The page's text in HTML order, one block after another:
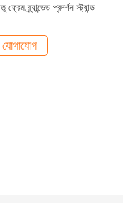
ব্র্যান্ডেড প্রদর্শন স্ট্যান্ড
যোগাযোগ